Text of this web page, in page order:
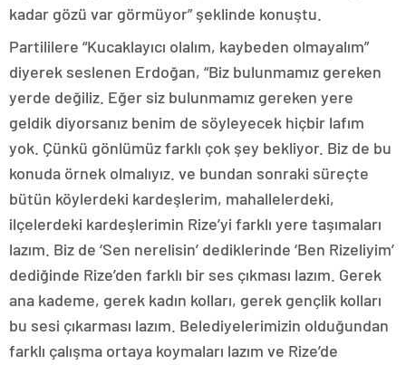
kadar gözü var görmüyor” şeklinde konuştu.
Partililere “Kucaklayıcı olalım, kaybeden olmayalım”
diyerek seslenen Erdoğan, “Biz bulunmamız gereken
yerde değiliz. Eğer siz bulunmamız gereken yere
geldik diyorsanız benim de söyleyecek hiçbir lafım
yok. Çünkü gönlümüz farklı çok şey bekliyor. Biz de bu
konuda örnek olmalıyız. ve bundan sonraki süreçte
bütün köylerdeki kardeşlerim, mahallelerdeki,
ilçelerdeki kardeşlerimin Rize’yi farklı yere taşımaları
lazım. Biz de ‘Sen nerelisin’ dediklerinde ‘Ben Rizeliyim’
dediğinde Rize’den farklı bir ses çıkması lazım. Gerek
ana kademe, gerek kadın kolları, gerek gençlik kolları
bu sesi çıkarması lazım. Belediyelerimizin olduğundan
farklı çalışma ortaya koymaları lazım ve Rize’de